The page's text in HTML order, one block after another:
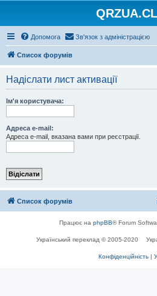
Допомога Зв'язок з адміністрацією
Список форумів
Надіслати лист активації
Ім'я користувача:
Адреса e-mail:
Адреса e-mail, вказана вами при реєстрації.
Список форумів
Працює на phpBB® Forum
Український переклад © 2005-2020
Конфіденційність |